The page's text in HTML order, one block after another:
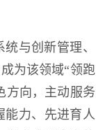
与创新管理、
为该领域“领跑
方向，主动服务
能力、先进育人